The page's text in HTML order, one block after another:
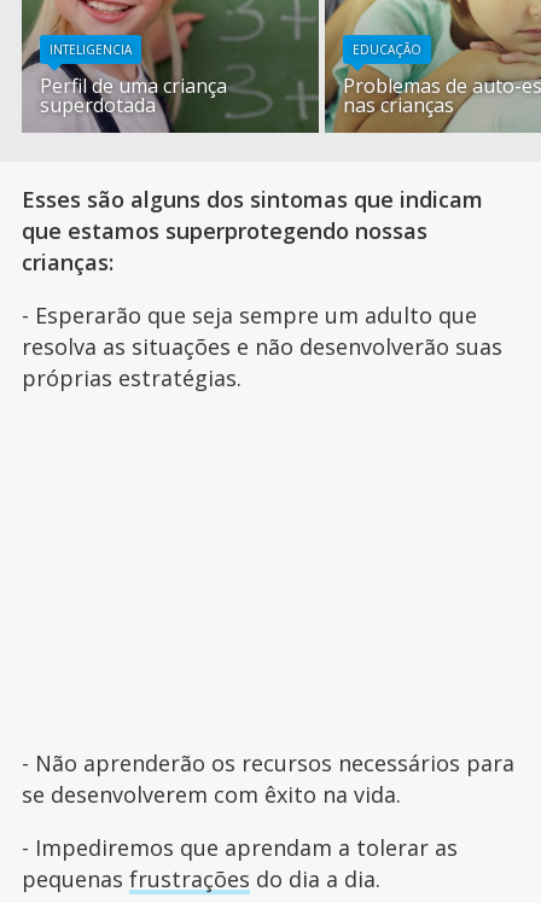
INTELIGENCIA
Perfil de uma criança
superdotada
EDUCAÇÃO
Problemas de auto-
nas crianças
Esses são alguns dos sintomas que indicam
que estamos superprotegendo nossas
crianças:
- Esperarão que seja sempre um adulto que
resolva as situações e não desenvolverão suas
próprias estratégias.
- Não aprenderão os recursos necessários para
se desenvolverem com êxito na vida.
- Impediremos que aprendam a tolerar as
pequenas frustrações do dia a dia.